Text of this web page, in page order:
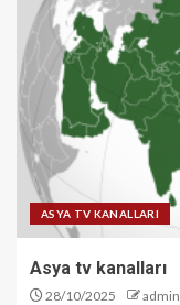
ASYA TV KANALLARI
Asya tv kanalları
28/10/2025 admin